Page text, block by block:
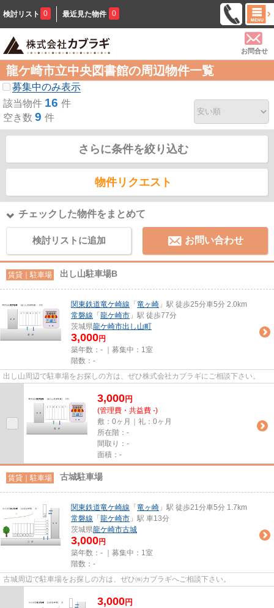
検討リスト 0 最近見た物件 0
お問合せ
龍ケ崎市立中央図書館の周辺物件一覧
募集中のみ表示
該当物件 16 件
空き数 9 件
さらに条件を絞り込む
物件リクエスト
チェックした物件をまとめて
検討リストに追加 お問い合わせ
賃貸｜駐車場 出し山駐車場B
関東鉄道竜ケ崎線 「 竜ヶ崎 」駅 徒歩25分車5分 2.0km
常磐線 「 龍ケ崎市 」駅 徒歩77分
茨城県龍ケ崎市出し山町
3,000円
築年数：- ｜募集中： 1室
階数：-
出し山周辺で駐車場をお探しの方は、ぜひ株式会社カブラギにご相談下さい。
3,000円
(管理費・共益費 -)
敷：0ヶ月｜礼：0ヶ月
所在階：-
間取り：-
面積：-
賃貸｜駐車場 古城駐車場
関東鉄道竜ケ崎線 「 竜ヶ崎 」駅 徒歩21分車5分 1.7km
常磐線 「 龍ケ崎市 」駅 車13分
茨城県龍ケ崎市古城
3,000円
築年数：- ｜募集中： 1室
階数：-
古城周辺で駐車場をお探しの方は、ぜひ㈱カブラギへご相談下さい。
3,000円